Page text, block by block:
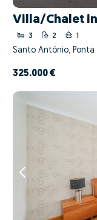
Villa/Chalet
3 2 1
Santo António, Ponta
325.000 €